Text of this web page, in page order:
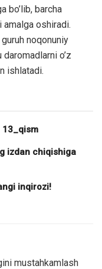
bo’lib, barcha
amalga oshiradi.
noqonuniy
o’z
ishlatadi.
13_qism
izdan chiqishiga
inqirozi!
mustahkamlash